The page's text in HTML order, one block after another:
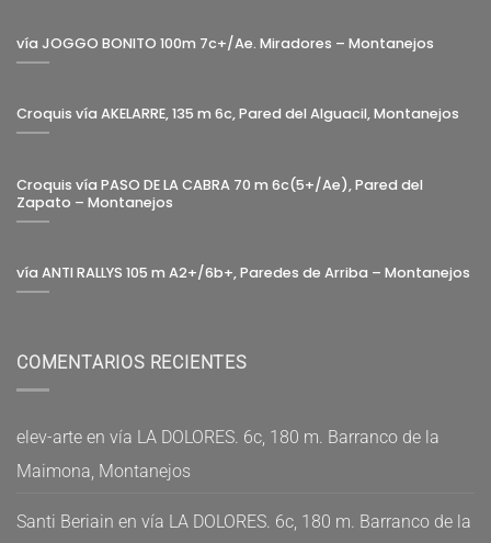
vía JOGGO BONITO 100m 7c+/Ae. Miradores – Montanejos
Croquis vía AKELARRE, 135 m 6c, Pared del Alguacil, Montanejos
Croquis vía PASO DE LA CABRA 70 m 6c(5+/Ae), Pared del
Zapato – Montanejos
vía ANTI RALLYS 105 m A2+/6b+, Paredes de Arriba – Montanejos
COMENTARIOS RECIENTES
elev-arte en vía LA DOLORES. 6c, 180 m. Barranco de la
Maimona, Montanejos
Santi Beriain en vía LA DOLORES. 6c, 180 m. Barranco de la